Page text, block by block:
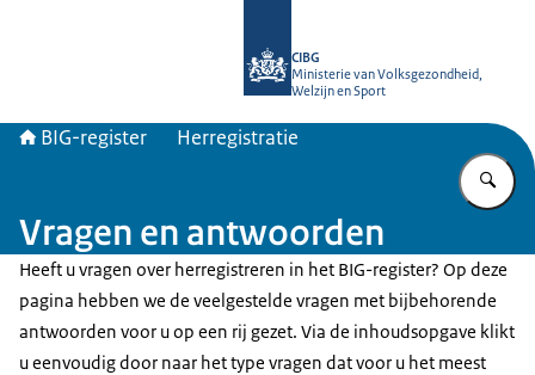
CIBG
Ministerie van Volksgezondheid,
Welzijn en Sport
BIG-register Herregistratie
Vragen en antwoorden
Heeft u vragen over herregistreren in het BIG-register? Op deze
pagina hebben we de veelgestelde vragen met bijbehorende
antwoorden voor u op een rij gezet. Via de inhoudsopgave klikt
u eenvoudig door naar het type vragen dat voor u het meest